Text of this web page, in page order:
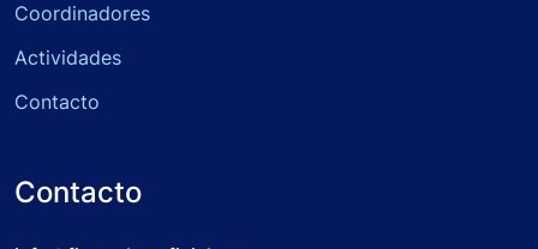
Coordinadores
Actividades
Contacto
Contacto